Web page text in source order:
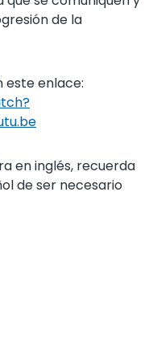
de la
este enlace:
en inglés, recuerda
de ser necesario